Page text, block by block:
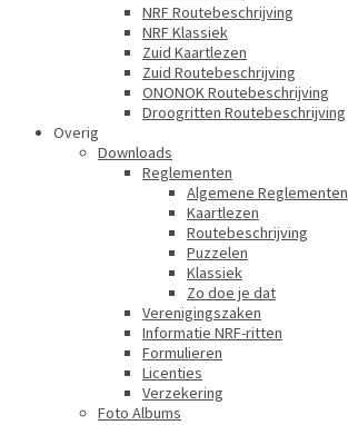
NRF Routebeschrijving
NRF Klassiek
Zuid Kaartlezen
Zuid Routebeschrijving
ONONOK Routebeschrijving
Droogritten Routebeschrijving
Overig
Downloads
Reglementen
Algemene Reglementen
Kaartlezen
Routebeschrijving
Puzzelen
Klassiek
Zo doe je dat
Verenigingszaken
Informatie NRF-ritten
Formulieren
Licenties
Verzekering
Foto Albums